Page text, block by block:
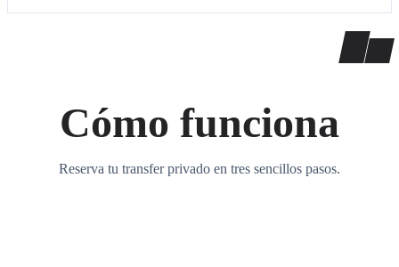
Cómo funciona
Reserva tu transfer privado en tres sencillos pasos.